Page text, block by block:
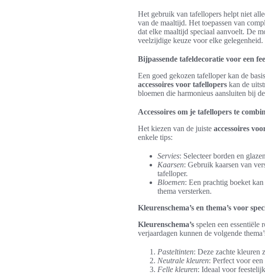
Het gebruik van tafellopers helpt niet
van de maaltijd. Het toepassen van
dat elke maaltijd speciaal aanvoelt. De
veelzijdige keuze voor elke gelegenheid.
Bijpassende tafeldecoratie voor een
Een goed gekozen tafelloper kan de
accessoires voor tafellopers kan de
bloemen die harmonieus aansluiten bij
Accessoires om je tafellopers te
Het kiezen van de juiste accessoires
enkele tips:
Servies: Selecteer borden en
Kaarsen: Gebruik kaarsen van
tafelloper.
Bloemen: Een prachtig boeket
thema versterken.
Kleurenschema’s en thema’s voor
Kleurenschema’s spelen een essentiële
verjaardagen kunnen de volgende
Pasteltinten: Deze zachte kleuren
Neutrale kleuren: Perfect voor
Felle kleuren: Ideaal voor